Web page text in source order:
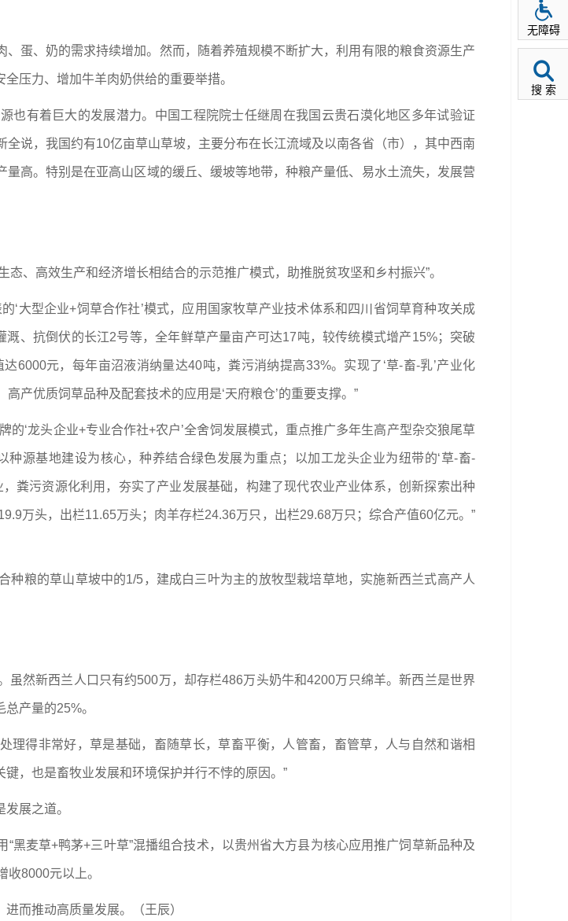
蛋、奶的需求持续增加。然而，随着养殖规模不断扩大，利用有限的粮食资源生产
压力、增加牛羊肉奶供给的重要举措。
也有着巨大的发展潜力。中国工程院院士任继周在我国云贵石漠化地区多年试验证
说，我国约有10亿亩草山草坡，主要分布在长江流域及以南各省（市），其中西南
高。特别是在亚高山区域的缓丘、缓坡等地带，种粮产量低、易水土流失，发展营
、高效生产和经济增长相结合的示范推广模式，助推脱贫攻坚和乡村振兴”。
‘大型企业+饲草合作社’模式，应用国家牧草产业技术体系和四川省饲草育种攻关成
、抗倒伏的长江2号等，全年鲜草产量亩产可达17吨，较传统模式增产15%；突破
6000元，每年亩沼液消纳量达40吨，粪污消纳提高33%。实现了‘草-畜-乳’产业化
产优质饲草品种及配套技术的应用是‘天府粮仓’的重要支撑。”
‘龙头企业+专业合作社+农户’全舍饲发展模式，重点推广多年生高产型杂交狼尾草
源基地建设为核心，种养结合绿色发展为重点；以加工龙头企业为纽带的‘草-畜-
粪污资源化利用，夯实了产业发展基础，构建了现代农业产业体系，创新探索出种
万头，出栏11.65万头；肉羊存栏24.36万只，出栏29.68万只；综合产值60亿元。”
种粮的草山草坡中的1/5，建成白三叶为主的放牧型栽培草地，实施新西兰式高产人
然新西兰人口只有约500万，却存栏486万头奶牛和4200万只绵羊。新西兰是世界
产量的25%。
理得非常好，草是基础，畜随草长，草畜平衡，人管畜，畜管草，人与自然和谐相
，也是畜牧业发展和环境保护并行不悖的原因。”
展之道。
黑麦草+鸭茅+三叶草”混播组合技术，以贵州省大方县为核心应用推广饲草新品种及
收8000元以上。
而推动高质量发展。（王辰）
无障碍
搜 索